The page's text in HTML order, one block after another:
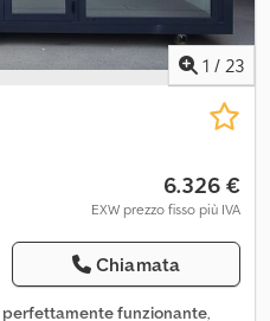
1 / 23
6.326 €
EXW prezzo fisso più IVA
Chiamata
perfettamente funzionante,